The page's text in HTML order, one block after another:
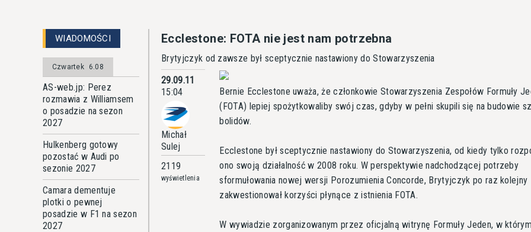
WIADOMOŚCI
Czwartek 6.08
AS-web.jp: Perez
rozmawia z Williamsem
o posadzie na sezon
2027
Hulkenberg gotowy
pozostać w Audi po
sezonie 2027
Camara dementuje
plotki o pewnej
posadzie w F1 na sezon
2027
Ecclestone: FOTA nie jest nam potrzebna
Brytyjczyk od zawsze był sceptycznie nastawiony do Stowarzyszenia
29.09.11
15:04
Michał
Sulej
2119
wyświetlenia
Bernie Ecclestone uważa, że członkowie Stowarzyszenia Zespołów Formuły
(FOTA) lepiej spożytkowaliby swój czas, gdyby w pełni skupili się na budowie
bolidów.
Ecclestone był sceptycznie nastawiony do Stowarzyszenia, od kiedy tylko
ono swoją działalność w 2008 roku. W perspektywie nadchodzącej potrzeby
sformułowania nowej wersji Porozumienia Concorde, Brytyjczyk po raz kolejny
zakwestionował korzyści płynące z istnienia FOTA.
W wywiadzie zorganizowanym przez oficjalną witrynę Formuły Jeden, w